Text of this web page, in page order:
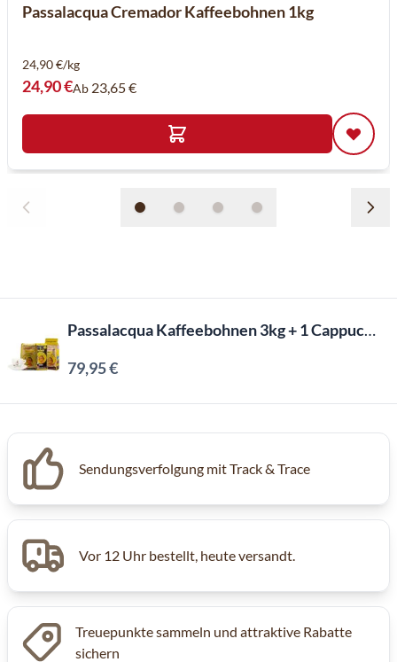
Passalacqua Cremador Kaffeebohnen 1kg
24,90 €/kg
24,90 €Ab 23,65 €
Passalacqua Kaffeebohnen 3kg + 1 Cappuccino Tasse Kostenlos
79,95 €
Sendungsverfolgung mit Track & Trace
Vor 12 Uhr bestellt, heute versandt.
Treuepunkte sammeln und attraktive Rabatte
sichern